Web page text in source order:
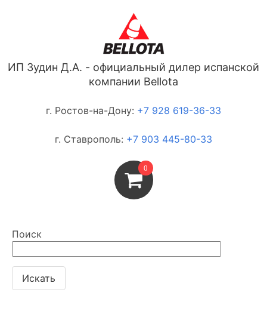
ИП Зудин Д.А. - официальный дилер испанской
компании Bellota
г. Ростов-на-Дону: +7 928 619-36-33
г. Ставрополь: +7 903 445-80-33
0
Поиск